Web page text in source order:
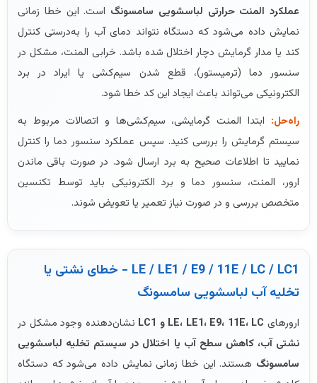
عملکرد المنت حرارتی لباسشویی سامسونگ است. این خطا زمانی
نمایش داده می‌شود که دستگاه نتواند دمای آب را به‌درستی کنترل
کند یا مدار گرمایش دچار اختلال شده باشد. خرابی المنت، مشکل در
سنسور دما (ترمیستور)، قطع شدن سیم‌کشی یا ایراد در برد
الکترونیکی می‌تواند باعث ایجاد این کد خطا شود.
راه‌حل: ابتدا المنت گرمایشی، سیم‌کشی‌ها و اتصالات مربوط به
سیستم گرمایش را بررسی کنید. سپس عملکرد سنسور دما را کنترل
نمایید تا اطلاعات صحیح به برد ارسال شود. در صورت باقی ماندن
ارور، المنت، سنسور دما و برد الکترونیکی باید توسط تکنسین
متخصص بررسی و در صورت نیاز تعمیر یا تعویض شوند.
LE / LE1 / E9 / 11E / LC / LC1 - خطای نشتی یا
تخلیه آب لباسشویی سامسونگ
ارورهای LE، LE1، E9، 11E، LC و LC1
نشان‌دهنده وجود مشکل در
نشتی آب، کاهش سطح آب یا اختلال در سیستم تخلیه لباسشویی
سامسونگ هستند. این خطا زمانی نمایش داده می‌شود که دستگاه